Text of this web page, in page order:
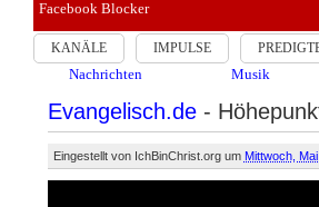
Facebook Blocker
KANÄLE IMPULSE
Nachrichten Musik
Evangelisch.de-
Eingestellt von IchBinChrist.org um Mittwoch,